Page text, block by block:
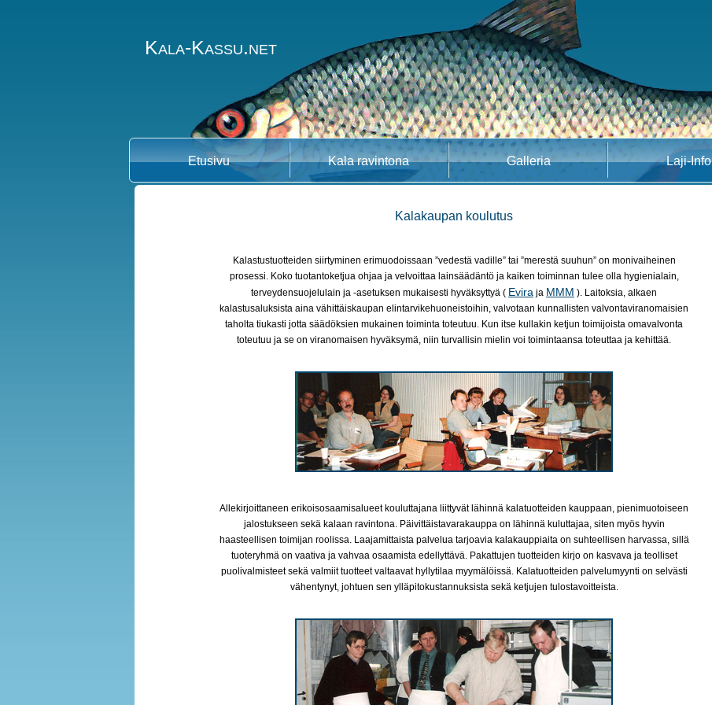
Kala-Kassu.net
Etusivu Kala ravintona Galleria Laji-Info
Kalakaupan koulutus
Kalastustuotteiden siirtyminen erimuodoissaan ”vedestä vadille” tai ”merestä suuhun” on monivaiheinen
prosessi. Koko tuotantoketjua ohjaa ja velvoittaa lainsäädäntö ja kaiken toiminnan tulee olla hygienialain,
terveydensuojelulain ja -asetuksen mukaisesti hyväksyttyä ( Evira ja MMM ). Laitoksia, alkaen
kalastusaluksista aina vähittäiskaupan elintarvikehuoneistoihin, valvotaan kunnallisten valvontaviranomaisien
taholta tiukasti jotta säädöksien mukainen toiminta toteutuu. Kun itse kullakin ketjun toimijoista omavalvonta
toteutuu ja se on viranomaisen hyväksymä, niin turvallisin mielin voi toimintaansa toteuttaa ja kehittää.
Allekirjoittaneen erikoisosaamisalueet kouluttajana liittyvät lähinnä kalatuotteiden kauppaan, pienimuotoiseen
jalostukseen sekä kalaan ravintona. Päivittäistavarakauppa on lähinnä kuluttajaa, siten myös hyvin
haasteellisen toimijan roolissa. Laajamittaista palvelua tarjoavia kalakauppiaita on suhteellisen harvassa, sillä
tuoteryhmä on vaativa ja vahvaa osaamista edellyttävä. Pakattujen tuotteiden kirjo on kasvava ja teolliset
puolivalmisteet sekä valmiit tuotteet valtaavat hyllytilaa myymälöissä. Kalatuotteiden palvelumyynti on selvästi
vähentynyt, johtuen sen ylläpitokustannuksista sekä ketjujen tulostavoitteista.